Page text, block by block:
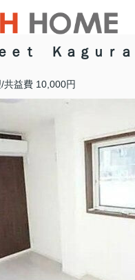
ｅｔ Ｋａｇｕｒａ
共益費 10,000円